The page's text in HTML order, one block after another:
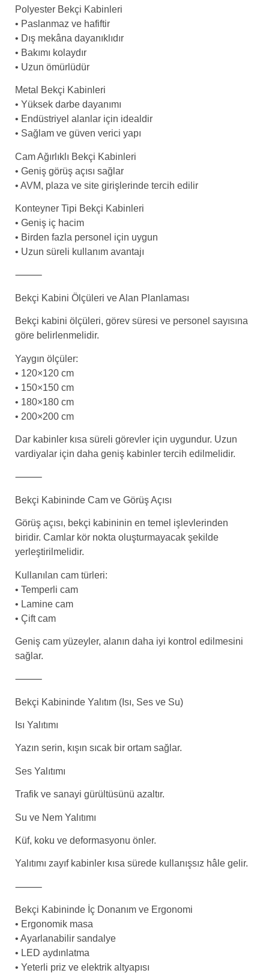
Polyester Bekçi Kabinleri
• Paslanmaz ve hafiftir
• Dış mekâna dayanıklıdır
• Bakımı kolaydır
• Uzun ömürlüdür
Metal Bekçi Kabinleri
• Yüksek darbe dayanımı
• Endüstriyel alanlar için idealdir
• Sağlam ve güven verici yapı
Cam Ağırlıklı Bekçi Kabinleri
• Geniş görüş açısı sağlar
• AVM, plaza ve site girişlerinde tercih edilir
Konteyner Tipi Bekçi Kabinleri
• Geniş iç hacim
• Birden fazla personel için uygun
• Uzun süreli kullanım avantajı
⸻
Bekçi Kabini Ölçüleri ve Alan Planlaması
Bekçi kabini ölçüleri, görev süresi ve personel sayısına
göre belirlenmelidir.
Yaygın ölçüler:
• 120×120 cm
• 150×150 cm
• 180×180 cm
• 200×200 cm
Dar kabinler kısa süreli görevler için uygundur. Uzun
vardiyalar için daha geniş kabinler tercih edilmelidir.
⸻
Bekçi Kabininde Cam ve Görüş Açısı
Görüş açısı, bekçi kabininin en temel işlevlerinden
biridir. Camlar kör nokta oluşturmayacak şekilde
yerleştirilmelidir.
Kullanılan cam türleri:
• Temperli cam
• Lamine cam
• Çift cam
Geniş cam yüzeyler, alanın daha iyi kontrol edilmesini
sağlar.
⸻
Bekçi Kabininde Yalıtım (Isı, Ses ve Su)
Isı Yalıtımı
Yazın serin, kışın sıcak bir ortam sağlar.
Ses Yalıtımı
Trafik ve sanayi gürültüsünü azaltır.
Su ve Nem Yalıtımı
Küf, koku ve deformasyonu önler.
Yalıtımı zayıf kabinler kısa sürede kullanışsız hâle gelir.
⸻
Bekçi Kabininde İç Donanım ve Ergonomi
• Ergonomik masa
• Ayarlanabilir sandalye
• LED aydınlatma
• Yeterli priz ve elektrik altyapısı